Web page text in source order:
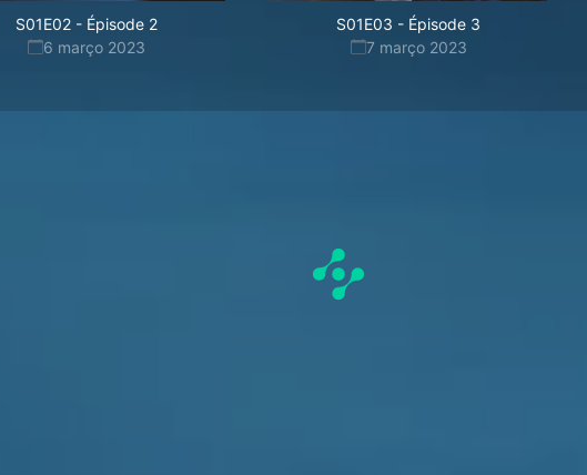
S01E02 - Épisode 2
6 março 2023
S01E03 - Épisode 3
7 março 2023